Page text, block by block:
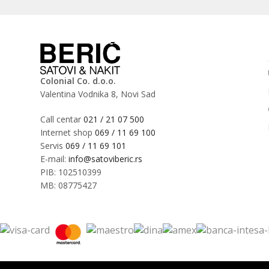
Colonial Co. d.o.o.
Valentina Vodnika 8, Novi Sad
Call centar021 / 21 07 500
Internet shop069 / 11 69 100
Servis069 / 11 69 101
E-mail:info@satoviberic.rs
PIB: 102510399
MB: 08775427